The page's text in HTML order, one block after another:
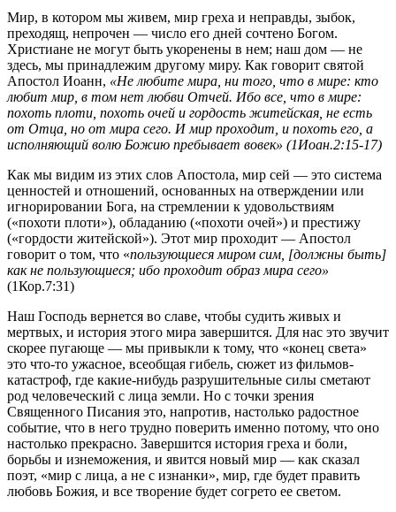
Мир, в котором мы живем, мир греха и неправды, зыбок,
преходящ, непрочен — число его дней сочтено Богом.
Христиане не могут быть укоренены в нем; наш дом — не
здесь, мы принадлежим другому миру. Как говорит святой
Апостол Иоанн, «Не любите мира, ни того, что в мире: кто
любит мир, в том нет любви Отчей. Ибо все, что в мире:
похоть плоти, похоть очей и гордость житейская, не есть
от Отца, но от мира сего. И мир проходит, и похоть его, а
исполняющий волю Божию пребывает вовек» (1Иоан.2:15-17)
Как мы видим из этих слов Апостола, мир сей — это система
ценностей и отношений, основанных на отверждении или
игнорировании Бога, на стремлении к удовольствиям
(«похоти плоти»), обладанию («похоти очей») и престижу
(«гордости житейской»). Этот мир проходит — Апостол
говорит о том, что «пользующиеся миром сим, [должны быть]
как не пользующиеся; ибо проходит образ мира сего»
(1Кор.7:31)
Наш Господь вернется во славе, чтобы судить живых и
мертвых, и история этого мира завершится. Для нас это звучит
скорее пугающе — мы привыкли к тому, что «конец света»
это что-то ужасное, всеобщая гибель, сюжет из фильмов-
катастроф, где какие-нибудь разрушительные силы сметают
род человеческий с лица земли. Но с точки зрения
Священного Писания это, напротив, настолько радостное
событие, что в него трудно поверить именно потому, что оно
настолько прекрасно. Завершится история греха и боли,
борьбы и изнеможения, и явится новый мир — как сказал
поэт, «мир с лица, а не с изнанки», мир, где будет править
любовь Божия, и все творение будет согрето ее светом.